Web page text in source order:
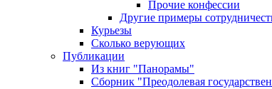
Прочие конфессии
Другие примеры
Курьезы
Сколько верующих
Публикации
Из книг "Панорамы"
Сборник "Преодолевая